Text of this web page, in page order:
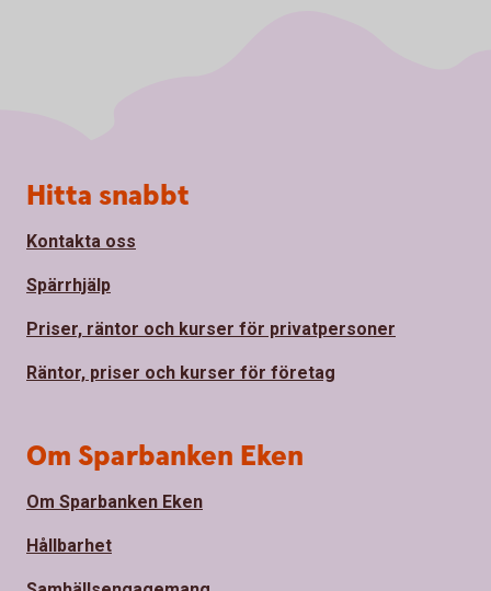
Sidfot
Hitta snabbt
Kontakta oss
Spärrhjälp
Priser, räntor och kurser för privatpersoner
Räntor, priser och kurser för företag
Om Sparbanken Eken
Om Sparbanken Eken
Hållbarhet